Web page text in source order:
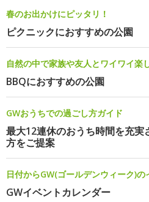
春のお出かけにピッタリ！
ピクニックにおすすめの公園
自然の中で家族や友人とワイワイ楽
BBQにおすすめの公園
GWおうちでの過ごし方ガイド
最大12連休のおうち時間を充実
方をご提案
日付からGW(ゴールデンウィーク)
GWイベントカレンダー